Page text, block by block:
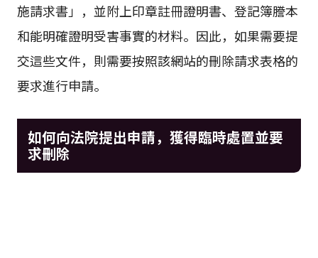
施請求書」，並附上印章註冊證明書、登記簿謄本
和能明確證明受害事實的材料。因此，如果需要提
交這些文件，則需要按照該網站的刪除請求表格的
要求進行申請。
如何向法院提出申請，獲得臨時處置並要
求刪除